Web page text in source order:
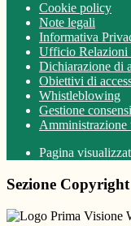
Cookie policy
Note legali
Informativa
Ufficio Relazioni
Dichiarazione di
Obiettivi di
Whistleblowing
Gestione
Amministrazione
Pagina
Sezione Copyright